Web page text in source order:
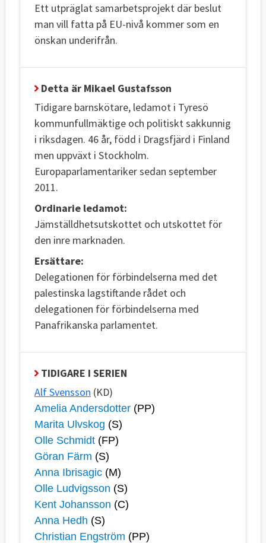
Ett utpräglat samarbetsprojekt där beslut
man vill fatta på EU-nivå kommer som en
önskan underifrån.
Detta är Mikael Gustafsson
Tidigare barnskötare, ledamot i Tyresö
kommunfullmäktige och politiskt sakkunnig
i riksdagen. 46 år, född i Dragsfjärd i Finland
men uppväxt i Stockholm.
Europaparlamentariker sedan september
2011.
Ordinarie ledamot:
Jämställdhetsutskottet och utskottet för
den inre marknaden.
Ersättare:
Delegationen för förbindelserna med det
palestinska lagstiftande rådet och
delegationen för förbindelserna med
Panafrikanska parlamentet.
TIDIGARE I SERIEN
Alf Svensson (KD)
Amelia Andersdotter (PP)
Marita Ulvskog (S)
Olle Schmidt (FP)
Göran Färm (S)
Anna Ibrisagic (M)
Olle Ludvigsson (S)
Kent Johansson (C)
Anna Hedh (S)
Christian Engström (PP)